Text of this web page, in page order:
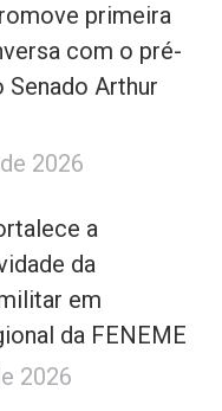
primeira
com o pré-
Senado Arthur
2026
a
da
em
da FENEME
2026